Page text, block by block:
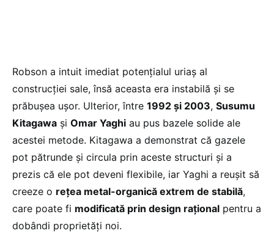
Robson a intuit imediat potențialul uriaș al
construcției sale, însă aceasta era instabilă și se
prăbușea ușor. Ulterior, între 1992 și 2003, Susumu
Kitagawa și Omar Yaghi au pus bazele solide ale
acestei metode. Kitagawa a demonstrat că gazele
pot pătrunde și circula prin aceste structuri și a
prezis că ele pot deveni flexibile, iar Yaghi a reușit să
creeze o rețea metal-organică extrem de stabilă,
care poate fi modificată prin design rațional pentru a
dobândi proprietăți noi.